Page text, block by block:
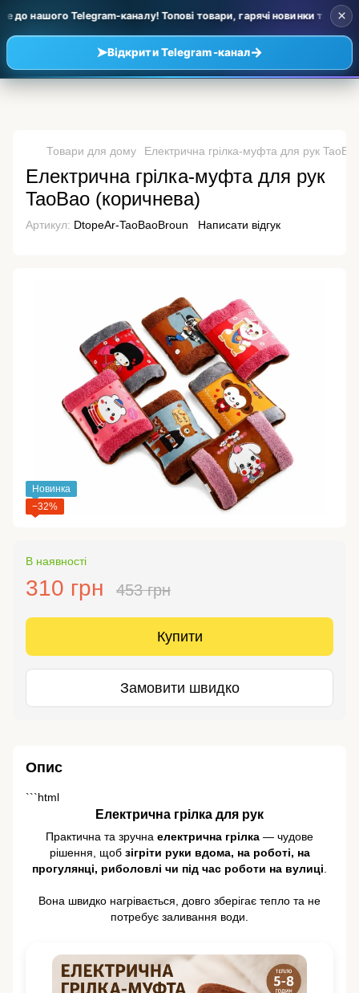
до нашого Telegram-каналу! Топові товари, гарячі новинки та
➤Відкрити Telegram-канал→
×
Товари для дому Електрична грілка-муфта для рук
Електрична грілка-муфта для рук
TaoBao (коричнева)
Артикул: DtopeAr-TaoBaoBroun Написати відгук
Новинка
−32%
В наявності
310 грн 453 грн
Купити
Замовити швидко
Опис
```html
Електрична грілка для рук
Практична та зручна електрична грілка — чудове
рішення, щоб зігріти руки вдома, на роботі, на
прогулянці, риболовлі чи під час роботи на вулиці
Вона швидко нагрівається, довго зберігає тепло та не
потребує заливання води.